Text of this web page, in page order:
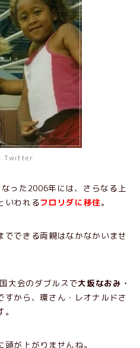
Twitter
った2006年には、さらなる上
いわれるフロリダに移住。
できる両親はなかなかいませ
大会のダブルスで大坂なおみ・
すから、環さん・レオナルドさ
が上がりませんね。